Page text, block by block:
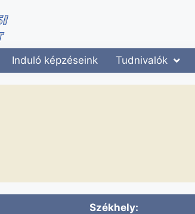
Induló képzéseink Tudnivalók
Székhely: